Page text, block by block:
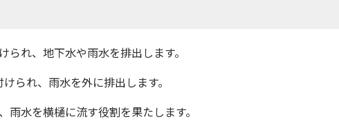
られ、地下水や雨水を排出します。
られ、雨水を外に排出します。
雨水を横樋に流す役割を果たします。